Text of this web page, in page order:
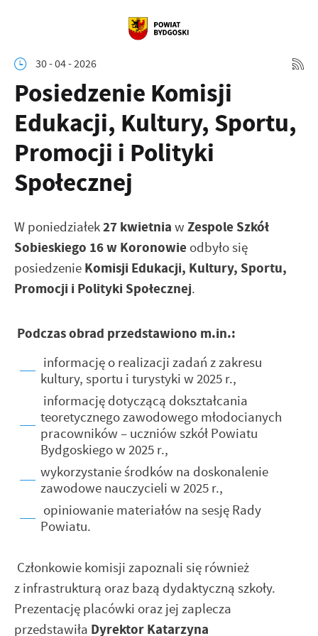
30 - 04 - 2026
Posiedzenie Komisji
Edukacji, Kultury, Sportu,
Promocji i Polityki
Społecznej
W poniedziałek27 kwietnia w Zespole Szkół
Sobieskiego 16 w Koronowie odbyło się
posiedzenie Komisji Edukacji, Kultury, Sportu,
Promocji i Polityki Społecznej.
Podczas obrad przedstawiono m.in.:
informację o realizacji zadań z zakresu
kultury, sportu i turystyki w 2025 r.,
informację dotyczącą dokształcania
teoretycznego zawodowego młodocianych
pracowników – uczniów szkół Powiatu
Bydgoskiego w 2025 r.,
wykorzystanie środków na doskonalenie
zawodowe nauczycieli w 2025 r.,
opiniowanie materiałów na sesję Rady
Powiatu.
Członkowie komisji zapoznali się również
z infrastrukturą oraz bazą dydaktyczną szkoły.
Prezentację placówki oraz jej zaplecza
przedstawiła Dyrektor Katarzyna